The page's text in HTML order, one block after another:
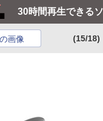
30時間再生できる
画像 (15/18)